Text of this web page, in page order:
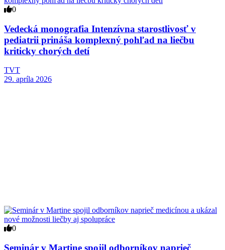
0
Vedecká monografia Intenzívna starostlivosť v
pediatrii prináša komplexný pohľad na liečbu
kriticky chorých detí
TVT
29. apríla 2026
0
Seminár v Martine spojil odborníkov naprieč